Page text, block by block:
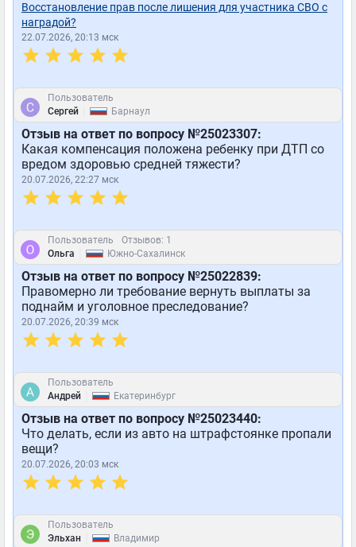
Восстановление прав после лишения для участника СВО с
наградой?
22.07.2026, 20:13 мск
Пользователь
Сергей
Барнаул
Отзыв на ответ по вопросу №25023307:
Какая компенсация положена ребенку при ДТП со
вредом здоровью средней тяжести?
20.07.2026, 22:27 мск
Пользователь
Отзывов: 1
Ольга
Южно-Сахалинск
Отзыв на ответ по вопросу №25022839:
Правомерно ли требование вернуть выплаты за
поднайм и уголовное преследование?
20.07.2026, 20:39 мск
Пользователь
Андрей
Екатеринбург
Отзыв на ответ по вопросу №25023440:
Что делать, если из авто на штрафстоянке пропали
вещи?
20.07.2026, 20:03 мск
Пользователь
Эльхан
Владимир